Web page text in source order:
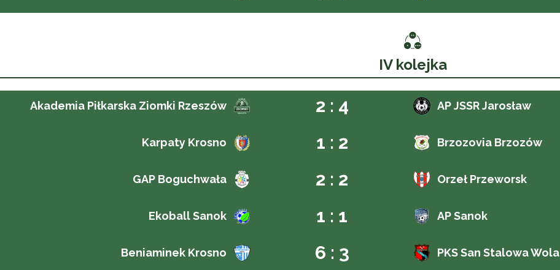
IV kolejka
Akademia Piłkarska Ziomki Rzeszów 2 : 4 AP JSSR Jarosław
Karpaty Krosno 1 : 2 Brzozovia Brzozów
GAP Boguchwała 2 : 2 Orzeł Przeworsk
Ekoball Sanok 1 : 1 AP Sanok
Beniaminek Krosno 6 : 3 PKS San Stalowa Wola